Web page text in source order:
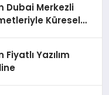
Dubai Merkezli
Küresel
Yazılım